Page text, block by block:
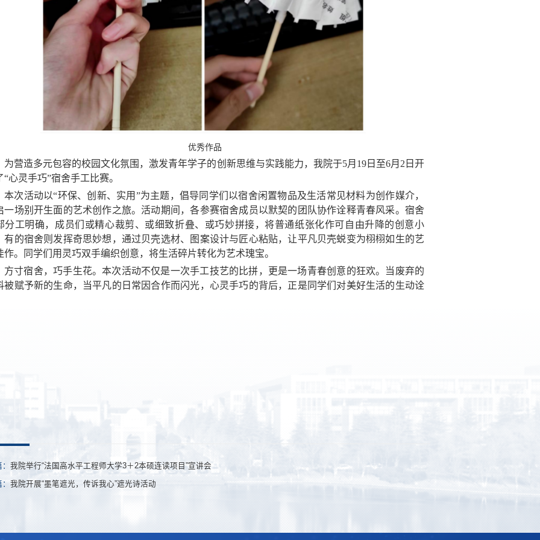
优秀作品
为营造多元包容的校园文化氛围，激发青年学子的创新思维与实践能力，我院于5月19日至6月2日开
“心灵手巧”宿舍手工比赛。
本次活动以“环保、创新、实用 ”为主题，倡导同学们以宿舍闲置物品及生活常见材料为创作媒介，
一场别开生面的艺术创作之旅。活动期间，各参赛宿舍成员以默契的团队协作诠释青春风采。宿舍
分工明确，成员们或精心裁剪、或细致折叠、或巧妙拼接，将普通纸张化作可自由升降的创意小
有的宿舍则发挥奇思妙想，通过贝壳选材、图案设计与匠心粘贴，让平凡贝壳蜕变为栩栩如生的艺
作。同学们用灵巧双手编织创意，将生活碎片转化为艺术瑰宝。
方寸宿舍，巧手生花。本次活动不仅是一次手工技艺的比拼，更是一场青春创意的狂欢。当废弃的
被赋予新的生命，当平凡的日常因合作而闪光，心灵手巧的背后，正是同学们对美好生活的生动诠
我院举行“法国高水平工程师大学3＋2本硕连读项目”宣讲会
：我院开展“墨笔遮光，传诉我心”遮光诗活动